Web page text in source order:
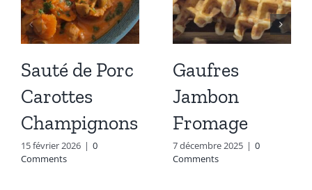
Sauté de Porc
Carottes
Champignons
15 février 2026 | 0
Comments
Gaufres
Jambon
Fromage
7 décembre 2025 | 0
Comments